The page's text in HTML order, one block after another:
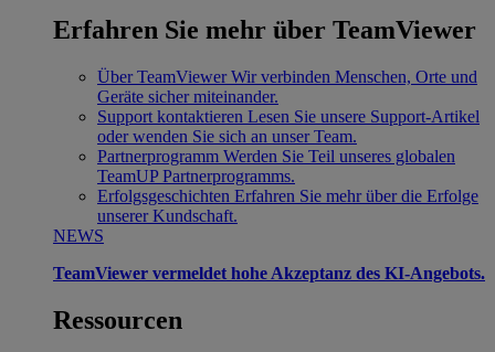
Erfahren Sie mehr über TeamViewer
Über TeamViewer Wir verbinden Menschen, Orte und
Geräte sicher miteinander.
Support kontaktieren Lesen Sie unsere Support-Artikel
oder wenden Sie sich an unser Team.
Partnerprogramm Werden Sie Teil unseres globalen
TeamUP Partnerprogramms.
Erfolgsgeschichten Erfahren Sie mehr über die Erfolge
unserer Kundschaft.
NEWS
TeamViewer vermeldet hohe Akzeptanz des KI-Angebots.
Ressourcen